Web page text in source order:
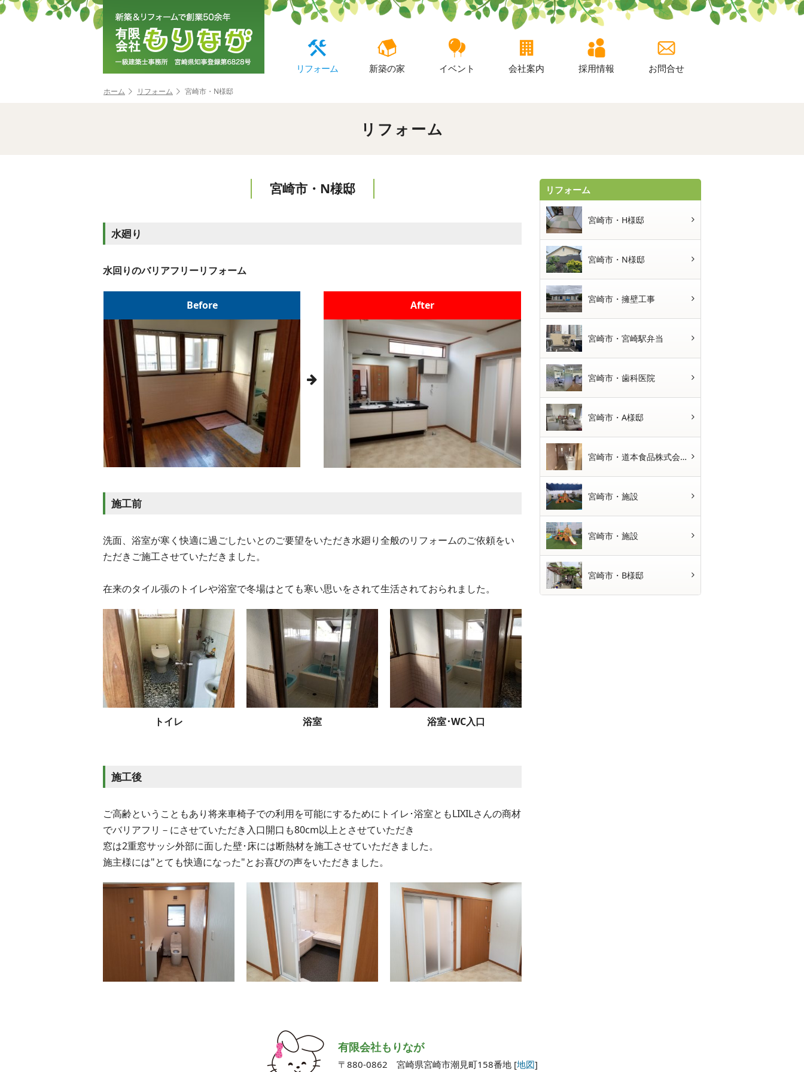
リフォーム 新築の家 イベント 会社案内 採用情報 お問合せ
ホーム リフォーム 宮崎市・N様邸
リフォーム
宮崎市・N様邸
水廻り
水回りのバリアフリーリフォーム
Before After
施工前
洗面、浴室が寒く快適に過ごしたいとのご要望をいただき水廻り全般のリフォームのご依頼をい
ただきご施工させていただきました。
在来のタイル張のトイレや浴室で冬場はとても寒い思いをされて生活されておられました。
トイレ 浴室 浴室･WC入口
施工後
ご高齢ということもあり将来車椅子での利用を可能にするためにトイレ･浴室ともLIXILさんの商材
でバリアフリ－にさせていただき入口開口も80cm以上とさせていただき
窓は2重窓サッシ外部に面した壁･床には断熱材を施工させていただきました。
施主様には"とても快適になった"とお喜びの声をいただきました。
リフォーム
宮崎市・H様邸
宮崎市・N様邸
宮崎市・擁壁工事
宮崎市・宮崎駅弁当
宮崎市・歯科医院
宮崎市・A様邸
宮崎市・道本食品株式会社さま
宮崎市・施設
宮崎市・施設
宮崎市・B様邸
有限会社もりなが
〒880-0862 宮崎県宮崎市潮見町158番地 [地図]